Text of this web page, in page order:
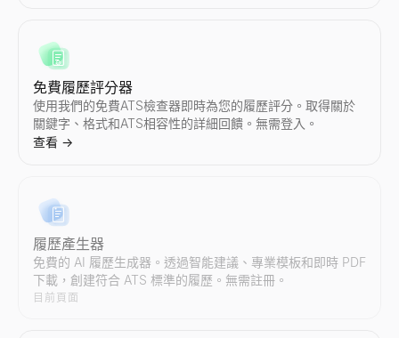
Instagram 粉絲數查詢
檢視任意 Instagram 賬號的實時粉絲數和檔案統計。檢視粉絲、
查看
查看→
Instagram 審計
TikTok 粉絲數查詢
檢視任意 TikTok 賬號的實時粉絲數和個人資料統計。檢視粉絲
查看
查看→
TikTok 審計
YouTube 假粉檢測
即時檢測 YouTube 假訂閱者。我們的免費工具分析互動率、訂
查看
查看→
YouTube 審計
Twitter個人資料搜尋
透過上傳相似圖片或描述頭像來搜尋 Twitter/X 賬號。我們的 AI
查看
查看→
Twitter/X 互動率計算器
LinkedIn 檔案擷取器
即時擷取 LinkedIn 檔案。免費線上工具，匯出姓名、電子郵件、
查看
查看→
LinkedIn 貼文預覽
反向電子郵件查詢
透過電子郵件地址反查其所有人，獲取姓名、職稱和公司資訊。
查看
查看→
免費電子郵件驗證工具
公司地點查找
查詢全球任意公司的所有辦公地點。發現總部、分公司、倉庫和
查看
查看→
購買訊號解碼器
免費履歷評分器
使用我們的免費ATS檢查器即時為您的履歷評分。取得關於
關鍵字、格式和ATS相容性的詳細回饋。無需登入。
查看 →
履歷產生器
免費的 AI 履歷生成器。透過智能建議、專業模板和即時 PDF
下載，創建符合 ATS 標準的履歷。無需註冊。
目前頁面